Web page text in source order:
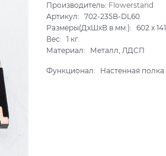
Производитель: Flowerstand
Артикул:
702-235B-DL60
Размеры(ДхШхВ в мм.):
602 x141
Вес:
1 кг.
Материал:
Металл, ЛДСП
Функционал: Настенная полка